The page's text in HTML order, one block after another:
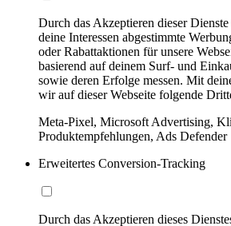
Durch das Akzeptieren dieser
deine Interessen abgestimmte
oder Rabattaktionen für unsere
basierend auf deinem Surf- und
sowie deren Erfolge messen. Mit
wir auf dieser Webseite folgende
Meta-Pixel, Microsoft Advertising,
Produktempfehlungen, Ads Defender
Erweitertes Conversion-Tracking
Durch das Akzeptieren dieses